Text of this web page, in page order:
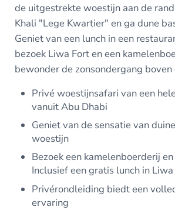
de uitgestrekte woestijn aan de
Khali "Lege Kwartier" en ga dune
Geniet van een lunch in een
bezoek Liwa Fort en een
bewonder de zonsondergang
Privé woestijnsafari van een
vanuit Abu Dhabi
Geniet van de sensatie van
woestijn
Bezoek een kamelenboerderij
Inclusief een gratis lunch in
Privérondleiding biedt een
ervaring